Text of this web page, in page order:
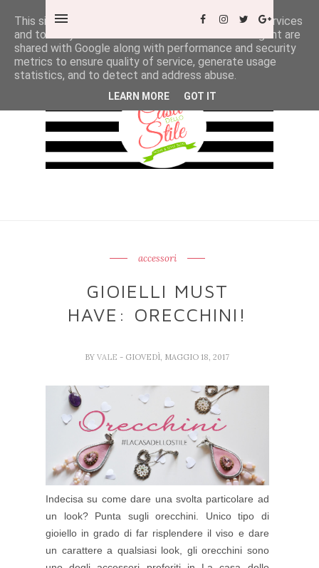
accessori
GIOIELLI MUST
HAVE: ORECCHINI!
BYVALE - GIOVEDÌ, MAGGIO 18, 2017
Indecisa su come dare una svolta particolare ad
un look? Punta sugli orecchini. Unico tipo di
gioiello in grado di far risplendere il viso e dare
un carattere a qualsiasi look, gli orecchini sono
This site uses cookies from Google to deliver its services
and to analyze traffic. Your IP address and user-agent are
shared with Google along with performance and security
metrics to ensure quality of service, generate usage
statistics, and to detect and address abuse.
LEARN MORE GOT IT